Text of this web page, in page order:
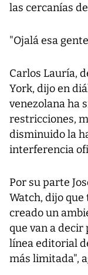
las cercanías
"Ojalá esa
Carlos Lauría,
York, dijo en
venezolana ha
restricciones,
disminuido la
interferencia
Por su parte
Watch, dijo
creado un
que van a decir
línea editorial
más limitada",